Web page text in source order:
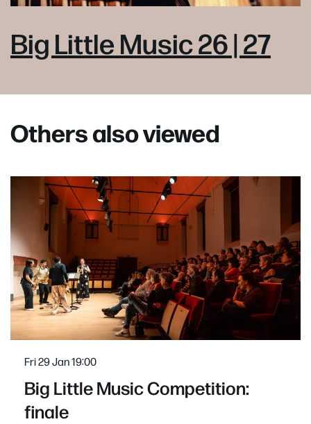
Big Little Music 26 | 27
Others also viewed
Big Little Music Competition:
finale
Fri 29 Jan19:00